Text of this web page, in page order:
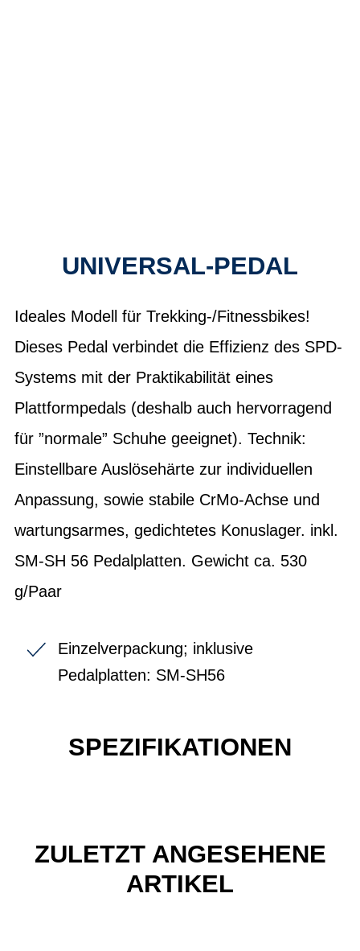
UNIVERSAL-PEDAL
Ideales Modell für Trekking-/Fitnessbikes!
Dieses Pedal verbindet die Effizienz des SPD-
Systems mit der Praktikabilität eines
Plattformpedals (deshalb auch hervorragend
für ”normale” Schuhe geeignet). Technik:
Einstellbare Auslösehärte zur individuellen
Anpassung, sowie stabile CrMo-Achse und
wartungsarmes, gedichtetes Konuslager. inkl.
SM-SH 56 Pedalplatten. Gewicht ca. 530
g/Paar
Einzelverpackung; inklusive
Pedalplatten: SM-SH56
SPEZIFIKATIONEN
ZULETZT ANGESEHENE
ARTIKEL